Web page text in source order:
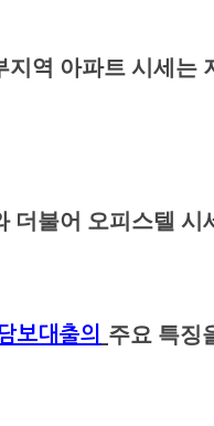
지역 아파트 시세는
더불어 오피스텔 시
보대출의 주요 특징